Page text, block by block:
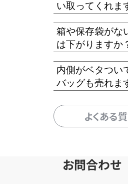
い取ってくれま
箱や保存袋がな
は下がりますか
内側がベタつい
バッグも売れま
よくある
お問合わせ